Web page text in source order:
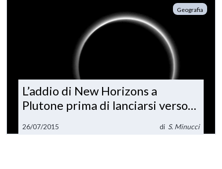
Geografia
L’addio di New Horizons a
Plutone prima di lanciarsi verso
26/07/2015 di S. Minucci